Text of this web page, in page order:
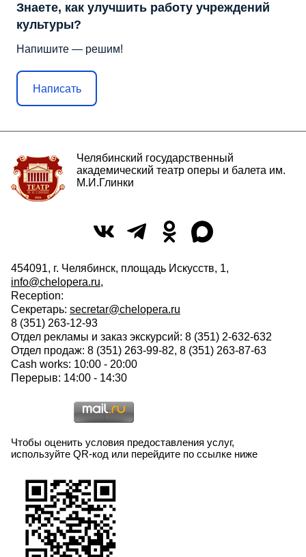
Знаете, как улучшить работу учреждений
культуры?
Напишите — решим!
Написать
Челябинский государственный
академический театр оперы и балета им.
М.И.Глинки
454091, г. Челябинск, площадь Искусств, 1,
info@chelopera.ru,
Reception:
Секретарь: secretar@chelopera.ru
8 (351) 263-12-93
Отдел рекламы и заказ экскурсий: 8 (351) 2-632-632
Отдел продаж: 8 (351) 263-99-82, 8 (351) 263-87-63
Cash works: 10:00 - 20:00
Перерыв: 14:00 - 14:30
Чтобы оценить условия предоставления услуг,
используйте QR-код или перейдите по ссылке ниже